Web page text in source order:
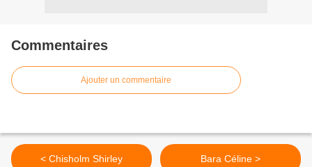
Commentaires
Ajouter un commentaire
< Chisholm Shirley Bara Céline >